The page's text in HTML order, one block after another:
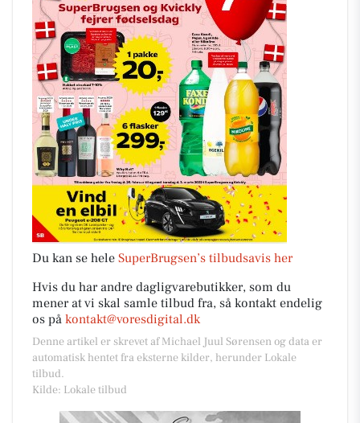
Du kan se hele SuperBrugsen’s tilbudsavis her
Hvis du har andre dagligvarebutikker, som du
mener at vi skal samle tilbud fra, så kontakt endelig
os på kontakt@voresdigital.dk
Denne artikel er skrevet af Michael Juul Sørensen og data er
automatisk hentet fra eksterne kilder, herunder Lokale
tilbud.
Kilde: Lokale tilbud